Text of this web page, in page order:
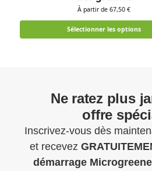
À partir de 67,50 €
Sélectionner les options
Ne ratez plus
offre
Inscrivez-vous dès
et recevez
démarrage